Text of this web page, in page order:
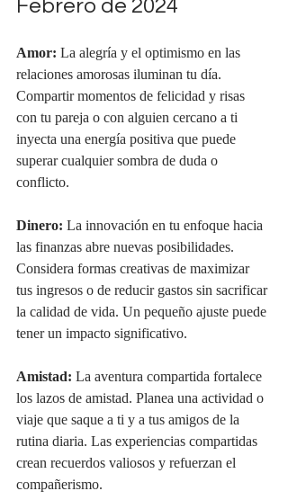
Febrero de 2024
Amor: La alegría y el optimismo en las
relaciones amorosas iluminan tu día.
Compartir momentos de felicidad y risas
con tu pareja o con alguien cercano a ti
inyecta una energía positiva que puede
superar cualquier sombra de duda o
conflicto.
Dinero: La innovación en tu enfoque hacia
las finanzas abre nuevas posibilidades.
Considera formas creativas de maximizar
tus ingresos o de reducir gastos sin sacrificar
la calidad de vida. Un pequeño ajuste puede
tener un impacto significativo.
Amistad: La aventura compartida fortalece
los lazos de amistad. Planea una actividad o
viaje que saque a ti y a tus amigos de la
rutina diaria. Las experiencias compartidas
crean recuerdos valiosos y refuerzan el
compañerismo.